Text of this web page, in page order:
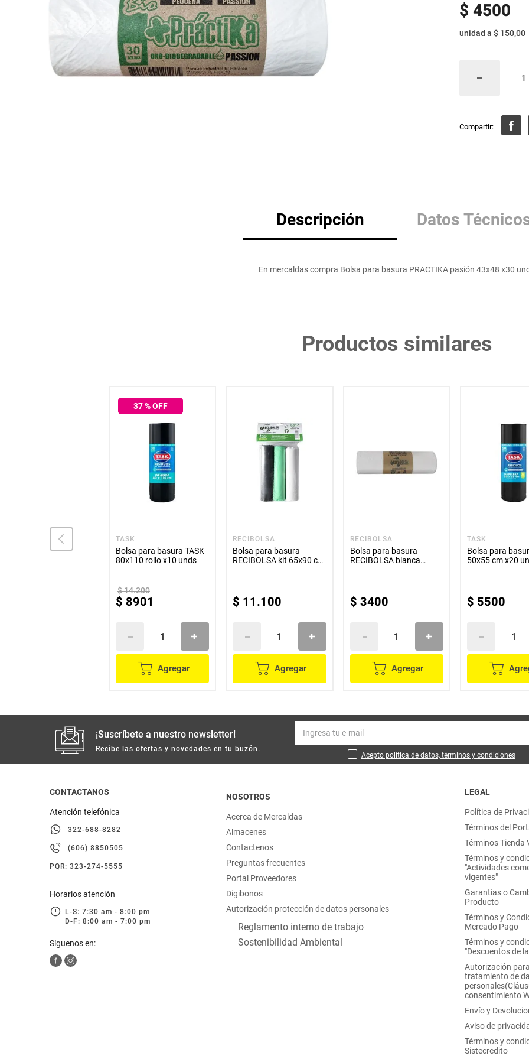
lácteos y refrigerados
vinos y licores
otros
$4500
unidad a $ 150,00
Descripción Datos
En mercaldas compra Bolsa para basura PRACTIKA pasión 43x48 x30
Productos similares
para basura LA
37% OFF
TASK
Bolsa para basura TASK
80x110 rollo x10 unds
$14.200
$ 8901
Agregar
RECIBOLSA
Bolsa para basura
RECIBOLSA kit 65x90 cm
$ 11.100
Agregar
RECIBOLSA
Bolsa para basura
RECIBOLSA blanca
$ 3400
Agregar
TASK
Bolsa para
50x55 cm x20
$ 5500
¡Suscríbete a nuestro newsletter!
Recibe las ofertas y novedades en tu buzón.
Acepto política de datos, términos y condiciones
CONTACTANOS
Atención telefónica
322-688-8282
(606) 8850505
PQR: 323-274-5555
Horarios atención
L-S: 7:30 am - 8:00 pm
D-F: 8:00 am - 7:00 pm
Síguenos en:
NOSOTROS
Acerca de Mercaldas
Almacenes
Contactenos
Preguntas frecuentes
Portal Proveedores
Digibonos
Autorización protección de datos personales
Reglamento interno de trabajo
Sostenibilidad Ambiental
LEGAL
Política de
Términos del
Términos Tienda
Términos y
"Actividades
vigentes"
Garantías o
Producto
Términos y
Mercado Pago
Términos y
"Descuentos de
Autorización
tratamiento de
consentimiento
Envío y
Aviso de
Términos y
Sistecredito
Mantequilla